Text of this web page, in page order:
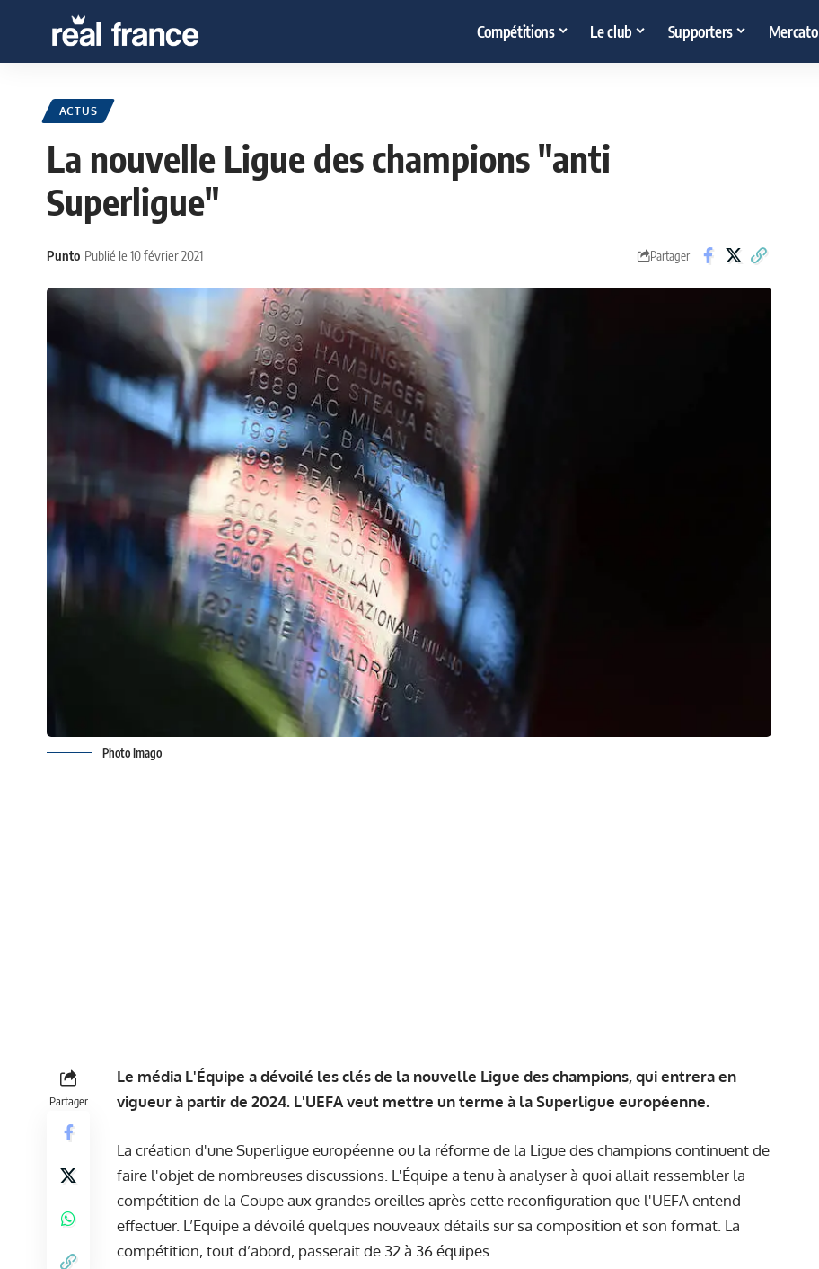
Compétitions Le club Supporters Mercato
ACTUS
La nouvelle Ligue des champions "anti
Superligue"
Punto Publié le 10 février 2021 Partager
Photo Imago
Partager
Le média L'Équipe a dévoilé les clés de la nouvelle Ligue des champions, qui entrera en
vigueur à partir de 2024. L'UEFA veut mettre un terme à la Superligue européenne.
La création d'une Superligue européenne ou la réforme de la Ligue des champions continuent de
faire l'objet de nombreuses discussions. L'Équipe a tenu à analyser à quoi allait ressembler la
compétition de la Coupe aux grandes oreilles après cette reconfiguration que l'UEFA entend
effectuer. L’Equipe a dévoilé quelques nouveaux détails sur sa composition et son format. La
compétition, tout d’abord, passerait de 32 à 36 équipes.